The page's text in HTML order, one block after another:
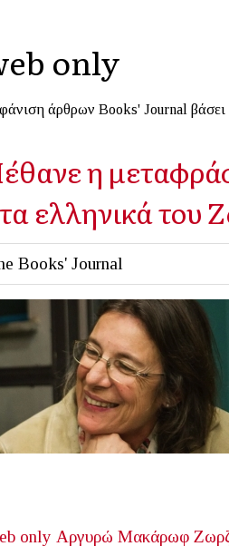
only
άρθρων Books' Journal βάσει
η
ελληνικά του
Books' Journal
only Αργυρώ Μακάρωφ